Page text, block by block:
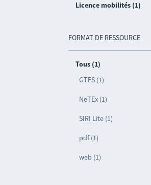
Licence mobilités (1)
FORMAT DE RESSOURCE
Tous (1)
GTFS (1)
NeTEx (1)
SIRI Lite (1)
pdf (1)
web (1)